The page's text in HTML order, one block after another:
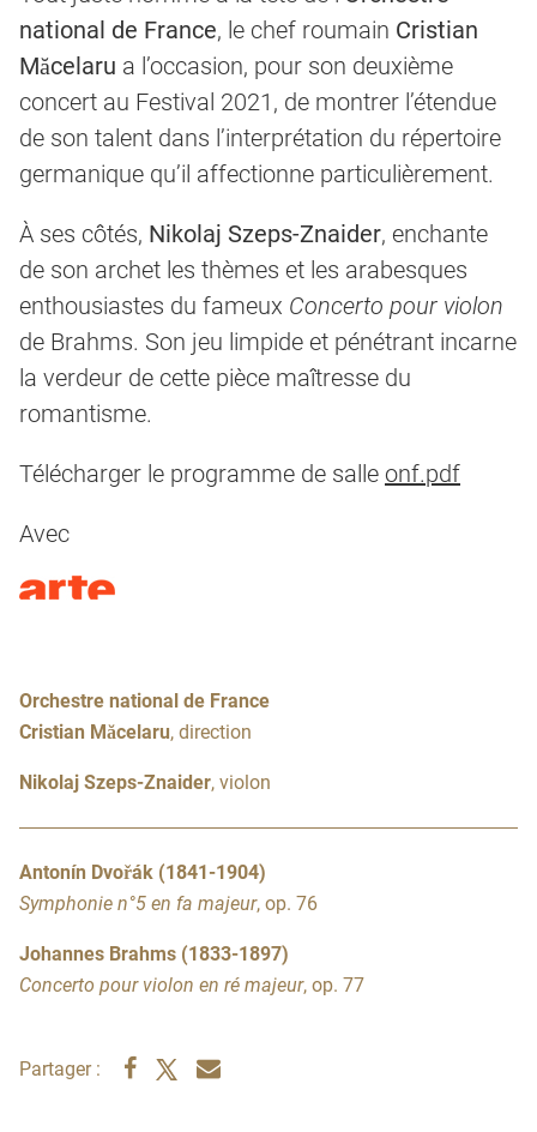
national de France, le chef roumain Cristian
Măcelaru a l’occasion, pour son deuxième
concert au Festival 2021, de montrer l’étendue
de son talent dans l’interprétation du répertoire
germanique qu’il affectionne particulièrement.
À ses côtés, Nikolaj Szeps-Znaider, enchante
de son archet les thèmes et les arabesques
enthousiastes du fameux Concerto pour violon
de Brahms. Son jeu limpide et pénétrant incarne
la verdeur de cette pièce maîtresse du
romantisme.
Télécharger le programme de salle onf.pdf
Avec
Orchestre national de France
Cristian Măcelaru, direction
Nikolaj Szeps-Znaider, violon
Antonín Dvořák (1841-1904)
Symphonie n°5 en fa majeur, op. 76
Johannes Brahms (1833-1897)
Concerto pour violon en ré majeur, op. 77
Partager :